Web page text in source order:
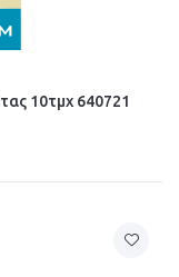
10τμχ 640721